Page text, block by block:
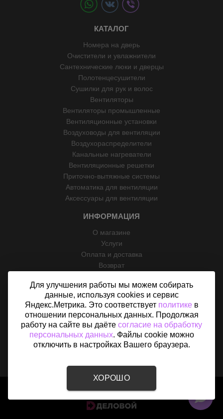
КАТАЛОГ
Номера на дверь
Очистители и увлажнители
Сантехнические люки и дверцы
Полотенцесушители
Сушилки для рук и волос
Вентиляторы
Вентиляторы промышленные
Вентиляционные установки
Воздуховоды для вентиляции
Воздухораспределители
Канальные нагреватели
Вентиляционные решетки
Приточно-вытяжные системы
Автоматика для вентиляции
Аксессуары для вентиляции
ИНФОРМАЦИЯ
О магазине
Услуги
Оплата и доставка
Возврат
Контакты
Политика конфиденциальности
Согласие на обработку персональных данных
Карта сайта
2015 - 2026 © «Вентфом» - Интернет-магазин вентиляции в
Для улучшения работы мы можем собирать
данные, используя cookies и сервис
Яндекс.Метрика. Это соответствует политикев
отношении персональных данных. Продолжая
работу на сайте вы даёте согласие на обработку
персональных данных. Файлы cookie можно
отключить в настройках Вашего браузера.
ХОРОШО